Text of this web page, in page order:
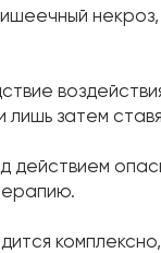
затем
действием